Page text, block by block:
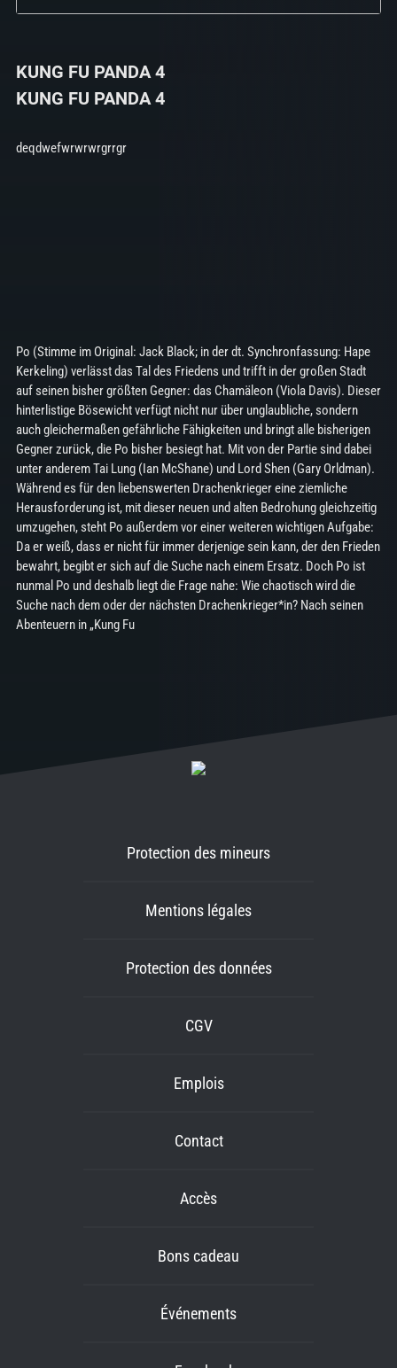
KUNG FU PANDA 4
KUNG FU PANDA 4
deqdwefwrwrwrgrrgr
Po (Stimme im Original: Jack Black; in der dt. Synchronfassung: Hape
Kerkeling) verlässt das Tal des Friedens und trifft in der großen Stadt
auf seinen bisher größten Gegner: das Chamäleon (Viola Davis). Dieser
hinterlistige Bösewicht verfügt nicht nur über unglaubliche, sondern
auch gleichermaßen gefährliche Fähigkeiten und bringt alle bisherigen
Gegner zurück, die Po bisher besiegt hat. Mit von der Partie sind dabei
unter anderem Tai Lung (Ian McShane) und Lord Shen (Gary Orldman).
Während es für den liebenswerten Drachenkrieger eine ziemliche
Herausforderung ist, mit dieser neuen und alten Bedrohung gleichzeitig
umzugehen, steht Po außerdem vor einer weiteren wichtigen Aufgabe:
Da er weiß, dass er nicht für immer derjenige sein kann, der den Frieden
bewahrt, begibt er sich auf die Suche nach einem Ersatz. Doch Po ist
nunmal Po und deshalb liegt die Frage nahe: Wie chaotisch wird die
Suche nach dem oder der nächsten Drachenkrieger*in? Nach seinen
Abenteuern in „Kung Fu
Protection des mineurs
Mentions légales
Protection des données
CGV
Emplois
Contact
Accès
Bons cadeau
Événements